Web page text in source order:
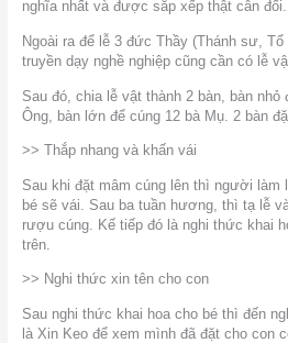
nghĩa nhất và được sắp xếp thật cân đối.
Ngoài ra để lễ 3 đức Thầy (Thánh sư,
truyền dạy nghề nghiệp cũng cần có lễ
Sau đó, chia lễ vật thành 2 bàn, bàn
Ông, bàn lớn để cúng 12 bà Mụ. 2 bàn
>> Thắp nhang và khấn vái
Sau khi đặt mâm cúng lên thì người làm
bé sẽ vái. Sau ba tuần hương, thì tạ lễ
rượu cúng. Kế tiếp đó là nghi thức khai
trên.
>> Nghi thức xin tên cho con
Sau nghi thức khai hoa cho bé thì đến
là Xin Keo để xem mình đã đặt cho con